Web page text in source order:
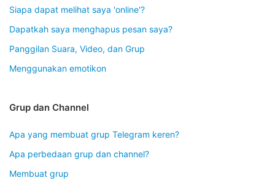
Siapa dapat melihat saya 'online'?
Dapatkah saya menghapus pesan saya?
Panggilan Suara, Video, dan Grup
Menggunakan emotikon
Grup dan Channel
Apa yang membuat grup Telegram keren?
Apa perbedaan grup dan channel?
Membuat grup